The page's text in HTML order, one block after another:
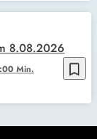
bookmark_border
Min.
8.08.2026